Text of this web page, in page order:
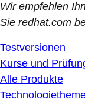
Wir empfehlen
Sie redhat.com
Testversionen
Kurse und
Alle Produkte